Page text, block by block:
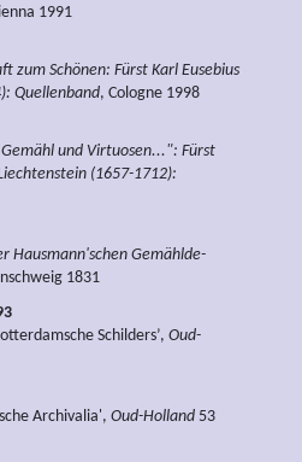
1991
zum Schönen: Fürst Karl Eusebius
Quellenband, Cologne 1998
und Virtuosen...": Fürst
(1657-1712):
Hausmann'schen Gemählde-
1831
Schilders’, Oud-
Archivalia', Oud-Holland 53